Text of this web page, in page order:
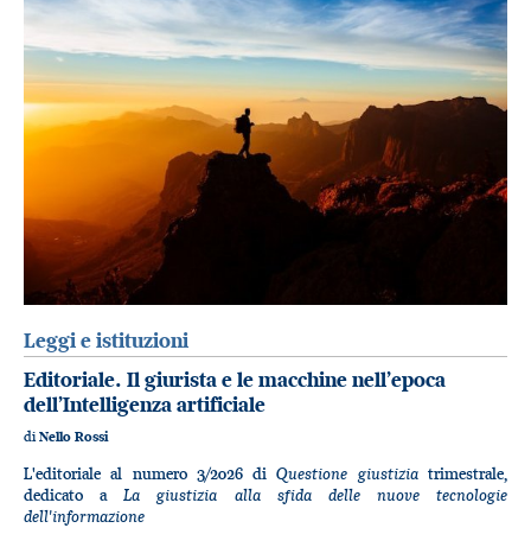
Leggi e istituzioni
Editoriale. Il giurista e le macchine nell’epoca
dell’Intelligenza artificiale
diNello Rossi
L'editoriale al numero 3/2026 diQuestione giustiziatrimestrale,
dedicato a La giustizia alla sfida delle nuove tecnologie
dell'informazione